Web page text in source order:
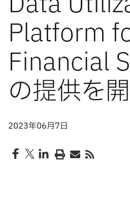
Platform
Financial
の提供を
2023年06月7日